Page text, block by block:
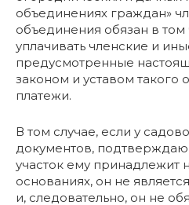
объединениях граждан»
объединения обязан в
уплачивать членские и
предусмотренные
законом и уставом такого
платежи.
В том случае, если у
документов,
участок ему принадлежит
основаниях, он не
и, следовательно, он не